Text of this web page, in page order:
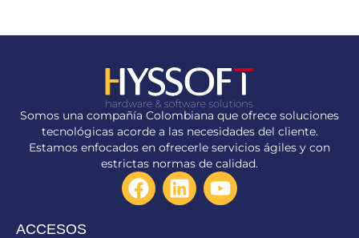
Somos una compañía Colombiana que ofrece soluciones
tecnológicas acorde a las necesidades del cliente.
Estamos enfocados en ofrecerle servicios ágiles y con
estrictas normas de calidad.
F
a
L
i
Y
o
ACCESOS